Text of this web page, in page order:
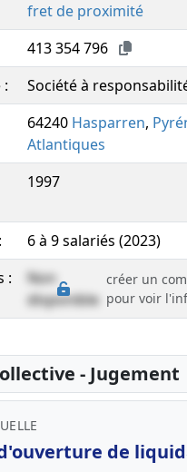
fret de proximité
413 354 796
Société à
64240 Hasparren,
Atlantiques
1997
6 à 9 salariés (2023)
:
Non
disponible
créer un
pour voir
- Jugement
de